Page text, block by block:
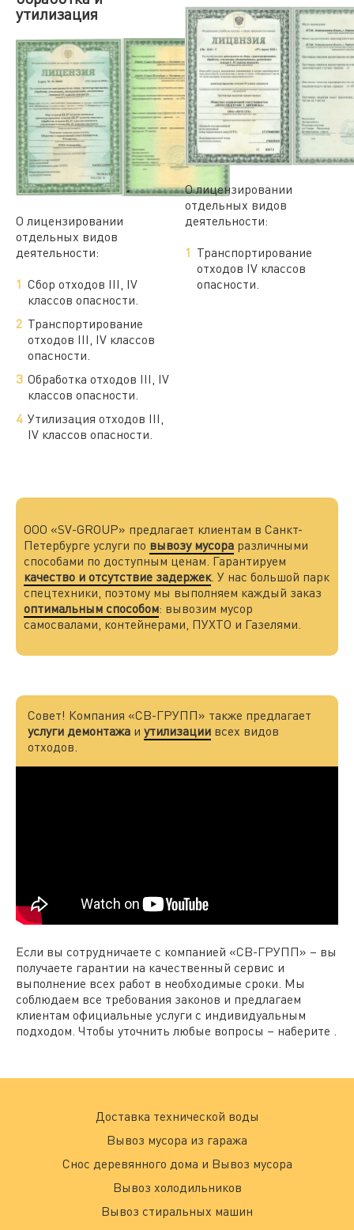
утилизация
О лицензировании
отдельных видов
деятельности:
Сбор отходов III, IV
классов опасности.
Транспортирование
отходов III, IV классов
опасности.
Обработка отходов III, IV
классов опасности.
Утилизация отходов III,
IV классов опасности.
О лицензировании
отдельных видов
деятельности:
Транспортирование
отходов IV классов
опасности.
ООО «SV-GROUP» предлагает клиентам в Санкт-
Петербурге услуги по вывозу мусора различными
способами по доступным ценам. Гарантируем
качество и отсутствие задержек. У нас большой парк
спецтехники, поэтому мы выполняем каждый заказ
оптимальным способом: вывозим мусор
самосвалами, контейнерами, ПУХТО и Газелями.
Совет! Компания «СВ-ГРУПП» также предлагает
услуги демонтажа и утилизации всех видов
отходов.
Если вы сотрудничаете с компанией «СВ-ГРУПП» – вы
получаете гарантии на качественный сервис и
выполнение всех работ в необходимые сроки. Мы
соблюдаем все требования законов и предлагаем
клиентам официальные услуги с индивидуальным
подходом. Чтобы уточнить любые вопросы – наберите .
Доставка технической воды
Вывоз мусора из гаража
Снос деревянного дома и Вывоз мусора
Вывоз холодильников
Вывоз стиральных машин